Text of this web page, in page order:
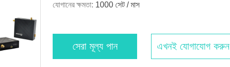
যোগানের ক্ষমতা: 1000 সেট / মাস
সেরা মূল্য পান এখনই যোগাযোগ করুন